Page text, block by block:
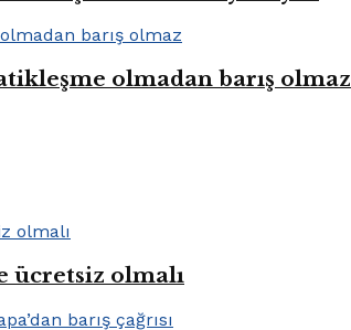
olmadan barış olmaz
ücretsiz olmalı